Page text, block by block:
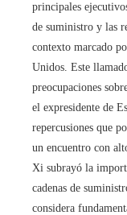
principales
de suministro y las
contexto marcado
Unidos. Este
preocupaciones
el expresidente de
repercusiones que
un encuentro con
Xi subrayó la
cadenas de
considera